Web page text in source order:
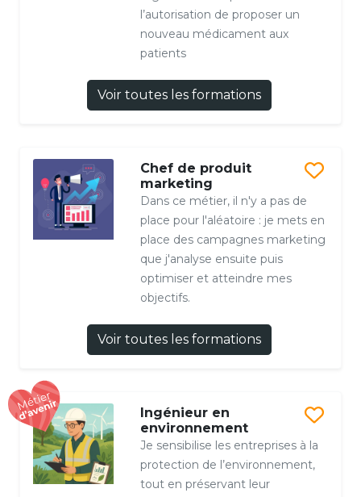
l’autorisation de proposer un
nouveau médicament aux
patients
Voir toutes les formations
Chef de produit
marketing
Dans ce métier, il n'y a pas de
place pour l'aléatoire : je mets en
place des campagnes marketing
que j'analyse ensuite puis
optimiser et atteindre mes
objectifs.
Voir toutes les formations
Ingénieur en
environnement
Je sensibilise les entreprises à la
protection de l’environnement,
tout en préservant leur